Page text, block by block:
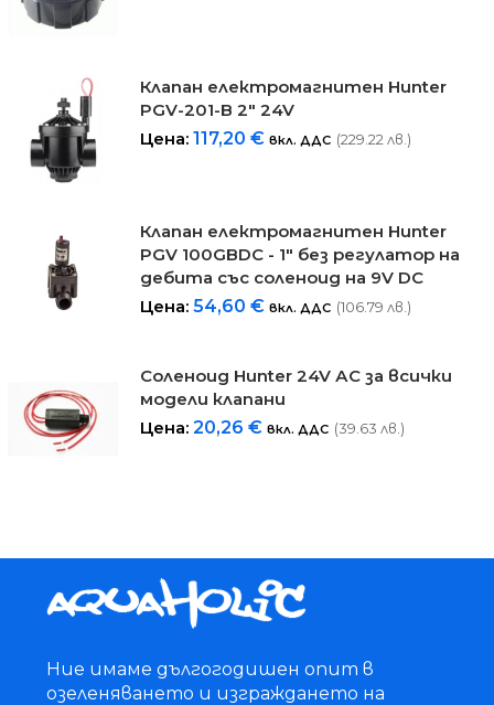
Клапан електромагнитен Hunter
PGV-201-B 2" 24V
Цена:117,20€ вкл. ДДС (229.22 лв.)
Клапан електромагнитен Hunter
PGV 100GBDC - 1" без регулатор на
дебита със соленоид на 9V DC
Цена:54,60€ вкл. ДДС (106.79 лв.)
Соленоид Hunter 24V АC за всички
модели клапани
Цена:20,26€ вкл. ДДС (39.63 лв.)
Ние имаме дългогодишен опит в
озеленяването и изграждането на